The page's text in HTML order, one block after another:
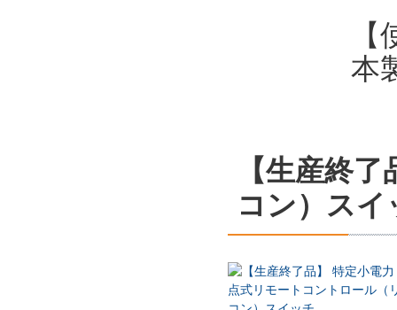
本
【生産終
コン）スイ